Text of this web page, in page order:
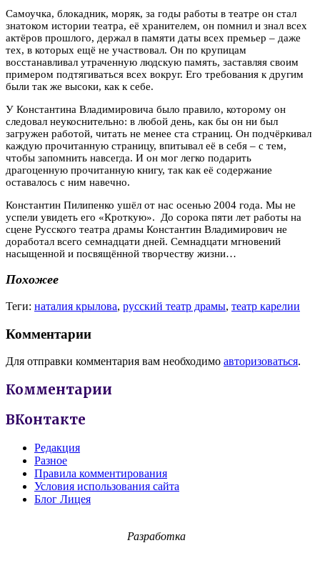
Самоучка, блокадник, моряк, за годы работы в театре он стал
знатоком истории театра, её хранителем, он помнил и знал всех
актёров прошлого, держал в памяти даты всех премьер – даже
тех, в которых ещё не участвовал. Он по крупицам
восстанавливал утраченную людскую память, заставляя своим
примером подтягиваться всех вокруг. Его требования к другим
были так же высоки, как к себе.
У Константина Владимировича было правило, которому он
следовал неукоснительно: в любой день, как бы он ни был
загружен работой, читать не менее ста страниц. Он подчёркивал
каждую прочитанную страницу, впитывал её в себя – с тем,
чтобы запомнить навсегда. И он мог легко подарить
драгоценную прочитанную книгу, так как её содержание
оставалось с ним навечно.
Константин Пилипенко ушёл от нас осенью 2004 года. Мы не
успели увидеть его «Кроткую». До сорока пяти лет работы на
сцене Русского театра драмы Константин Владимирович не
доработал всего семнадцати дней. Семнадцати мгновений
насыщенной и посвящённой творчеству жизни…
Похожее
Теги: наталия крылова, русский театр драмы, театр карелии
Комментарии
Для отправки комментария вам необходимо авторизоваться.
Комментарии
ВКонтакте
Редакция
Разное
Правила комментирования
Условия использования сайта
Блог Лицея
Разработка